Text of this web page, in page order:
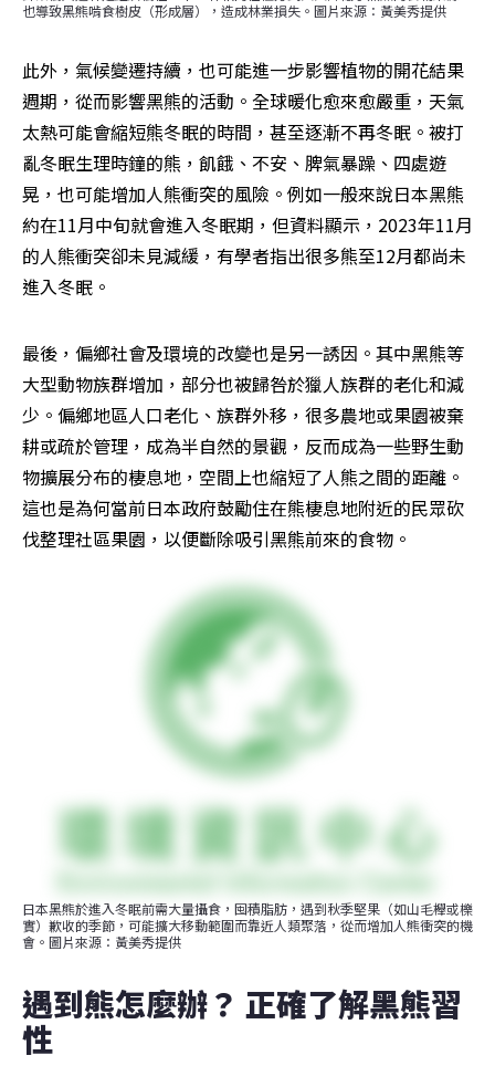
也導致黑熊啃食樹皮（形成層），造成林業損失。圖片來源：黃美秀提供
此外，氣候變遷持續，也可能進一步影響植物的開花結果
週期，從而影響黑熊的活動。全球暖化愈來愈嚴重，天氣
太熱可能會縮短熊冬眠的時間，甚至逐漸不再冬眠。被打
亂冬眠生理時鐘的熊，飢餓、不安、脾氣暴躁、四處遊
晃，也可能增加人熊衝突的風險。例如一般來說日本黑熊
約在11月中旬就會進入冬眠期，但資料顯示，2023年11月
的人熊衝突卻未見減緩，有學者指出很多熊至12月都尚未
進入冬眠。
最後，偏鄉社會及環境的改變也是另一誘因。其中黑熊等
大型動物族群增加，部分也被歸咎於獵人族群的老化和減
少。偏鄉地區人口老化、族群外移，很多農地或果園被棄
耕或疏於管理，成為半自然的景觀，反而成為一些野生動
物擴展分布的棲息地，空間上也縮短了人熊之間的距離。
這也是為何當前日本政府鼓勵住在熊棲息地附近的民眾砍
伐整理社區果園，以便斷除吸引黑熊前來的食物。
日本黑熊於進入冬眠前需大量攝食，囤積脂肪，遇到秋季堅果（如山毛櫸或櫟
實）歉收的季節，可能擴大移動範圍而靠近人類聚落，從而增加人熊衝突的機
會。圖片來源：黃美秀提供
遇到熊怎麼辦？ 正確了解黑熊習
性